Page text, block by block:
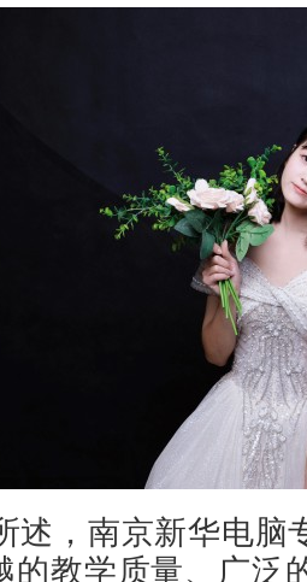
述，南京新华电脑
的教学质量、广泛